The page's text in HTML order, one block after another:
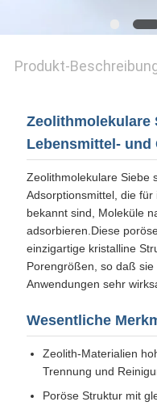
Produkt-
Zeolithmolekulare
Lebensmittel-
Zeolithmolekulare Siebe
Adsorptionsmittel, die
bekannt sind, Moleküle
adsorbieren.Diese
einzigartige kristalline
Porengrößen, so daß
Anwendungen sehr
Wesentliche
Zeolith-Materialien
Trennung und
Poröse Struktur mit